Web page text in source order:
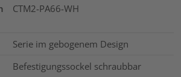
CTM2-PA66-WH
Serie im gebogenem Design
Befestigungssockel schraubbar